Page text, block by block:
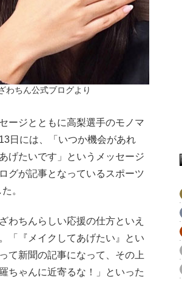
わちん公式ブログより
ージとともに高梨選手のモノマ
日には、「いつか機会があれ
げたいです」というメッセージ
グが記事となっているスポーツ
。
わちんらしい応援の仕方といえ
「『メイクしてあげたい』とい
て新聞の記事になって、その上
ちゃんに近寄るな！」といった